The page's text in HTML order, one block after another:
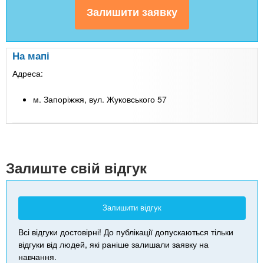
На мапі
Адреса:
м. Запоріжжя, вул. Жуковського 57
Залиште свій відгук
Залишити відгук
Всі відгуки достовірні! До публікації допускаються тільки
відгуки від людей, які раніше залишали заявку на
навчання.